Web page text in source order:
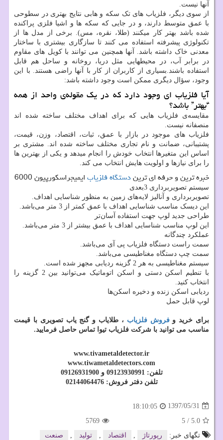
آنها نیست.
از سوی دیگر، فلزیاب های تک سکه و هابی نتایج بهتری در سطوحی
با عمق متوسط دارند، و در جایی که سکه ها و اشیا فلزی پراکنده
شده باشد بهتر کار میکنند (طلا، نقره، مس). برخی از مدل ها از
تکنولوژی پیشرفته استفاده می کنند تا سازگاری بیشتری با ساختار
معدنی خاک داشته باشد. آنها همچنین می توانند با کویل های مقاوم
در برابر آب، در محیطهایی مثل دریا، روخانه و ساحل هم قابل
استفاده باشند.بسیاری از کاربران از کار با آنها راضی هستند. با این
وجود، سؤال دیگری ممکن است وجود داشته باشد:
آیا فلزیاب ای وجود دارد که در یک مقوله‌ی واحد از همه
“بهتر” باشد؟
مقایسه‌ی فلزیاب هایی که برای اهداف مختلف ساخته شده اند
منصفانه نیست.
فلزیاب های موجود در بازار با عمق، ثبات، اقتصاد، وزن، قیمت،
پشتیبانی، ضمانت و نام تجاری مختلف ساخته شده اند. مشتری بر
اساس این متغیرها انتخاب خودش را انجام میدهد و یکی از بهترین ها
را برای نیازها و اولویت هایش انتخاب می کند.
خبره ترین و حرفه ای تریندستگاه فلزیابایمیجراسکورپیون 6000
سیستم تصویربرداری 3بعدی
تصویربرداری و آنالیز لایه‌های زمین به منظور شناسایی اهداف.
این دیسک مناسب شناسایی اهداف با عمق کمتر از 3 متر می‌باشد.
طراحی جدید لوپ جهت استفاده آسان‌تر
این لوپ مناسب شناسایی اهداف با عمق بیشتر از 3 متر می‌باشد.
عملکرد چندگانه
سمت راست دستگاه فلزیاب پی آی می‌باشد.
سمت چپ دستگاه مغناطیسی می‌باشد.
سیستم مغناطیسی به هر 2 گزینه ردیابی مجهز شده است.
با تنطیم اسکن دستی و اسکن اتوماتیک می‌توانید بین 2 گزینه را
انتخاب کنید.
ردیابی اسکن زنده و دخیره اسکن‌ها
لوپ قابل حمل
برای خرید وفروش فلزیاب ، طلایاب و گنج یاب تصویری با قیمت
مناسب می توانید با شرکت فلزیاب تیوا تماس حاصل فرمایید.
www.tivametaldetector.ir
www.tiwametaldetectors.com
تلفن: 09123930991 و 09126931900
تلفن دفتر فروش: 02144064476
1397/05/31
18:10:05
5.0
/
5
5769
تگهای خبر:
رپورتاژ , اقتصاد , تولید , صنعت